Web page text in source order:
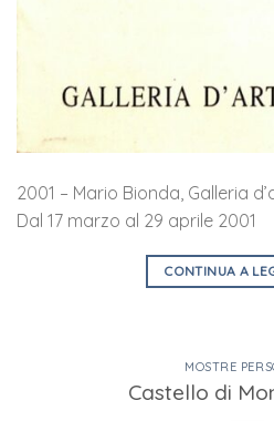
2001 – Mario Bionda, Galleria
Dal 17 marzo al 29 aprile 2001
CONTINUA A
MOSTRE
Castello di